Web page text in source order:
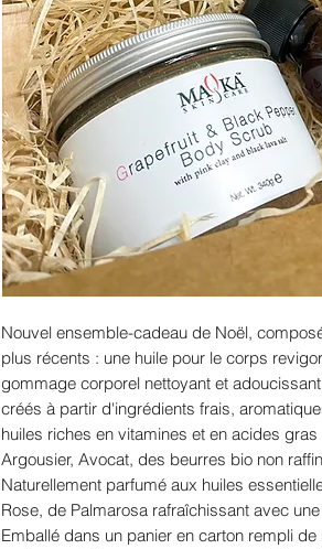
Nouvel ensemble-cadeau de Noël,
plus récents : une huile pour le corps
gommage corporel nettoyant et
créés à partir d'ingrédients frais,
huiles riches en vitamines et en acides
Argousier, Avocat, des beurres bio non
Naturellement parfumé aux huiles
Rose, de Palmarosa rafraîchissant avec
Emballé dans un panier en carton rempli